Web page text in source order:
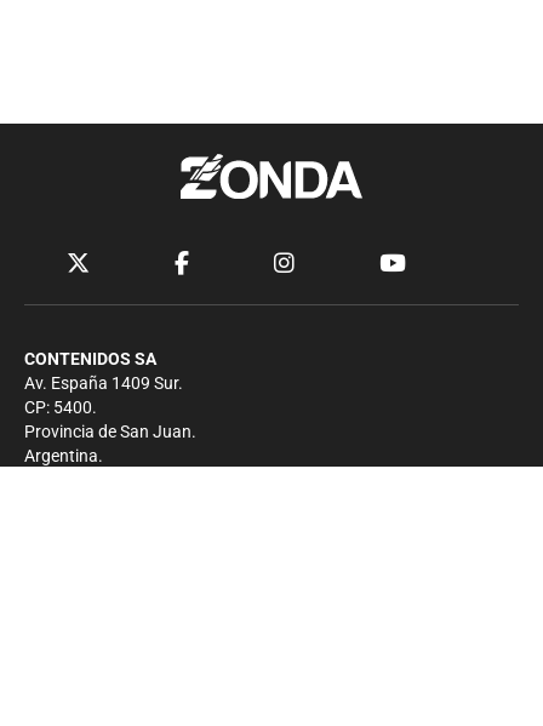
CONTENIDOS SA
Av. España 1409 Sur.
CP: 5400.
Provincia de San Juan.
Argentina.